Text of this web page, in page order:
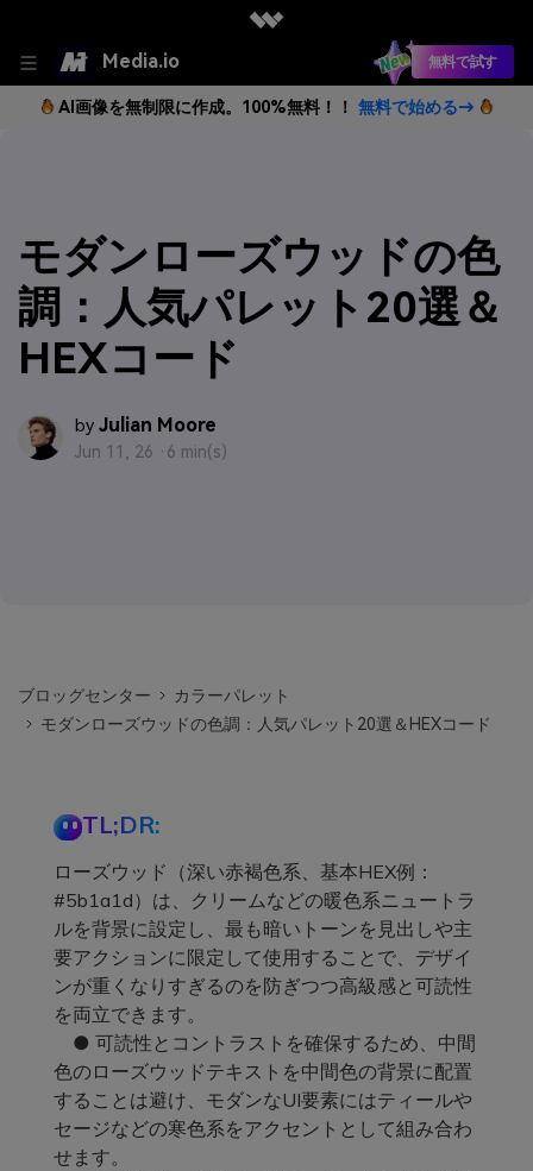
Media.io 無料で試す
AI画像を無制限に作成。100%無料！！ 無料で始める→
モダンローズウッドの色
調：人気パレット20選＆
HEXコード
by Julian Moore
Jun 11, 26 · 6 min(s)
ブロッグセンター
カラーパレット
モダンローズウッドの色調：人気パレット20選＆HEXコード
TL;DR:
ローズウッド（深い赤褐色系、基本HEX例：
#5b1a1d）は、クリームなどの暖色系ニュートラ
ルを背景に設定し、最も暗いトーンを見出しや主
要アクションに限定して使用することで、デザイ
ンが重くなりすぎるのを防ぎつつ高級感と可読性
を両立できます。
● 可読性とコントラストを確保するため、中間
色のローズウッドテキストを中間色の背景に配置
することは避け、モダンなUI要素にはティールや
セージなどの寒色系をアクセントとして組み合わ
せます。